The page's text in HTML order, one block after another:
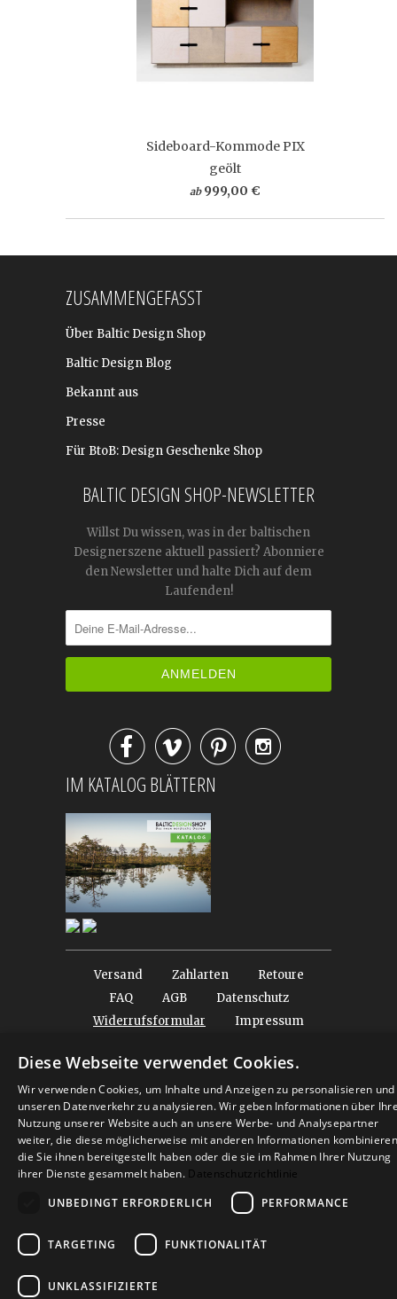
Sideboard-Kommode PIX
geölt
ab 999,00 €
ZUSAMMENGEFASST
Über Baltic Design Shop
Baltic Design Blog
Bekannt aus
Presse
Für BtoB: Design Geschenke Shop
BALTIC DESIGN SHOP-NEWSLETTER
Willst Du wissen, was in der baltischen
Designerszene aktuell passiert? Abonniere
den Newsletter und halte Dich auf dem
Laufenden!

IM KATALOG BLÄTTERN
Versand Zahlarten
Retoure
FAQ
AGB
Datenschutz
Widerrufsformular
Impressum
© 2026Baltic Design Shop. Baltic Design Shop
Diese Webseite verwendet Cookies.
Wir verwenden Cookies, um Inhalte und Anzeigen zu personalisieren und
unseren Datenverkehr zu analysieren. Wir geben Informationen über
Nutzung unserer Website auch an unsere Werbe- und Analysepartner
weiter, die diese möglicherweise mit anderen Informationen
die Sie ihnen bereitgestellt haben oder die sie im Rahmen Ihrer Nutzung
ihrer Dienste gesammelt haben. Datenschutzrichtlinie
UNBEDINGT ERFORDERLICH
PERFORMANCE
TARGETING FUNKTIONALITÄT
UNKLASSIFIZIERTE